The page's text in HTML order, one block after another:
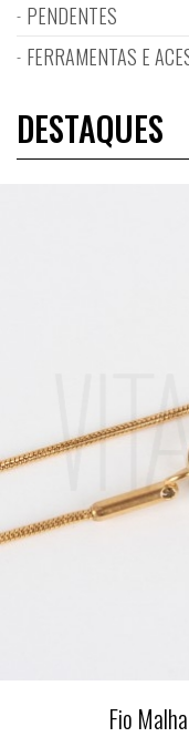
PENDENTES
FERRAMENTAS E
DESTAQUES
Fio